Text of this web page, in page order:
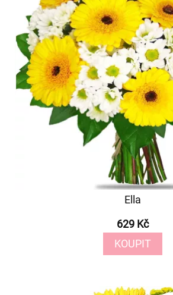
Ella
629 Kč
KOUPIT